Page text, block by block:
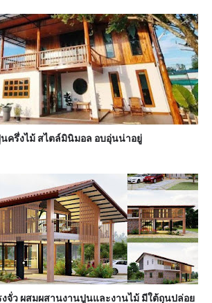
ครึ่งไม้ สไตล์มินิมอล อบอุ่นน่าอยู่
จั่ว ผสมผสานงานปูนและงานไม้ มีใต้ถุนปล่อย